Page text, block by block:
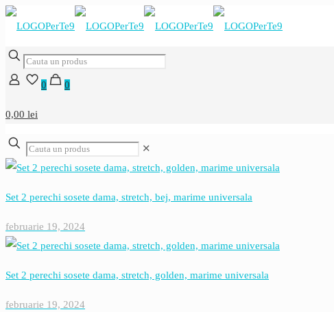
0 0
0,00 lei
✕
Set 2 perechi sosete dama, stretch, bej, marime universala
februarie 19, 2024
Set 2 perechi sosete dama, stretch, golden, marime universala
februarie 19, 2024